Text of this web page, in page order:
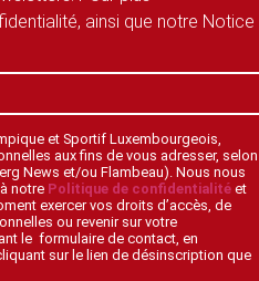
ainsi que notre Notice
et Sportif Luxembourgeois,
aux fins de vous adresser, selon
News et/ou Flambeau). Nous nous
notre Politique de confidentialité et
exercer vos droits d’accès, de
ou revenir sur votre
le formulaire de contact, en
sur le lien de désinscription que